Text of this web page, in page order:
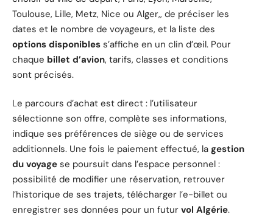
Toulouse, Lille, Metz, Nice ou Alger,, de préciser les
dates et le nombre de voyageurs, et la liste des
options disponibles s’affiche en un clin d’œil. Pour
chaque billet d’avion, tarifs, classes et conditions
sont précisés.
Le parcours d’achat est direct : l’utilisateur
sélectionne son offre, complète ses informations,
indique ses préférences de siège ou de services
additionnels. Une fois le paiement effectué, la gestion
du voyage se poursuit dans l’espace personnel :
possibilité de modifier une réservation, retrouver
l’historique de ses trajets, télécharger l’e-billet ou
enregistrer ses données pour un futur vol Algérie.